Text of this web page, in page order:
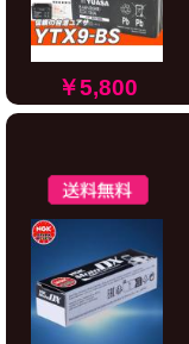
￥5,800